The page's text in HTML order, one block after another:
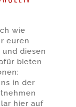
wie
euren
diesen
bieten
in der
hier auf